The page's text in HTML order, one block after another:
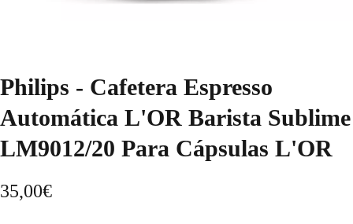
Philips - Cafetera Espresso
Automática L'OR Barista Sublime
LM9012/20 Para Cápsulas L'OR
35,00€